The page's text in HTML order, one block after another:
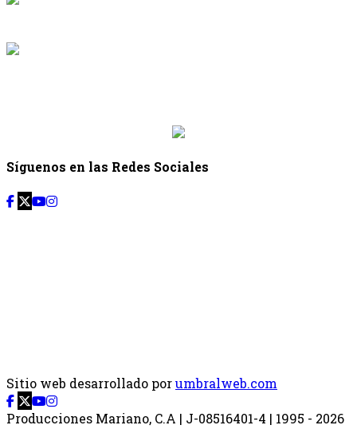
Síguenos en las Redes Sociales
Sitio web desarrollado porumbralweb.com
Producciones Mariano, C.A | J-08516401-4 | 1995 - 2026